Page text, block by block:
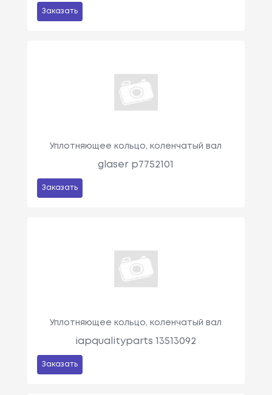
Заказать
Уплотняющее кольцо, коленчатый вал
glaser p7752101
Заказать
Уплотняющее кольцо, коленчатый вал
iapqualityparts 13513092
Заказать